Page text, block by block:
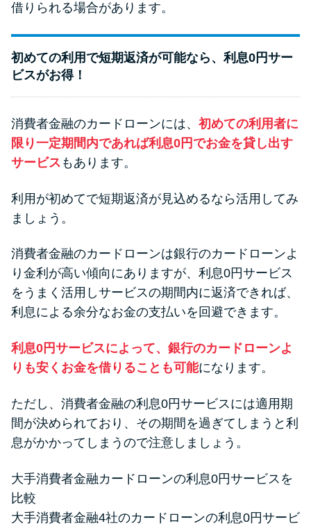
借りられる場合があります。
初めての利用で短期返済が可能なら、利息0円サー
ビスがお得！
消費者金融のカードローンには、 初めての利用者に
限り一定期間内であれば利息0円でお金を貸し出す
サービス もあります。
利用が初めてで短期返済が見込めるなら活用してみ
ましょう。
消費者金融のカードローンは銀行のカードローンよ
り金利が高い傾向にありますが、利息0円サービス
をうまく活用しサービスの期間内に返済できれば、
利息による余分なお金の支払いを回避できます。
利息0円サービスによって、銀行のカードローンよ
りも安くお金を借りることも可能になります。
ただし、消費者金融の利息0円サービスには適用期
間が決められており、その期間を過ぎてしまうと利
息がかかってしまうので注意しましょう。
大手消費者金融カードローンの利息0円サービスを
比較
大手消費者金融4社のカードローンの利息0円サービ